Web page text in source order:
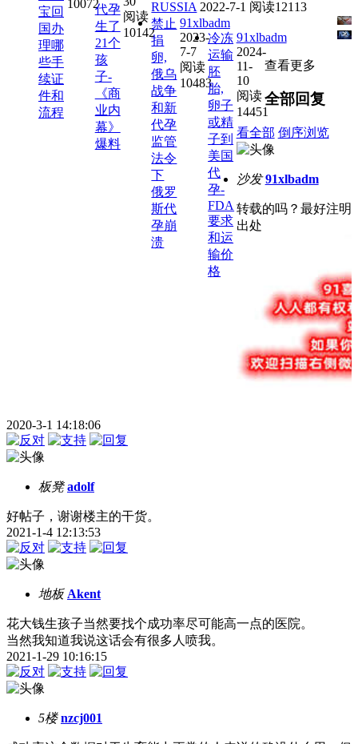
宝回
国办
理哪
些手
续证
件和
流程
10072代孕
生了
21个
孩
子-
《商
业内
幕》
爆料
阅读
10142
RUSSIA 2022-7-1 阅读12113
禁止
捐
卵,
俄乌
战争
和新
代孕
监管
法令
下
俄罗
斯代
孕崩
溃
91xlbadm
2023-
7-7
阅读
10483
冷冻
运输
胚
胎,
卵子
或精
子到
美国
代
孕-
FDA
要求
和运
输价
格
91xlbadm
2024-
11-
10
阅读
14451
查看更多
全部回复
看全部 倒序浏览
沙发 91xlbadm
转载的吗？最好注明
出处
2020-3-1 14:18:06
板凳 adolf
好帖子，谢谢楼主的干货。
2021-1-4 12:13:53
地板 Akent
花大钱生孩子当然要找个成功率尽可能高一点的医院。
当然我知道我说这话会有很多人喷我。
2021-1-29 10:16:15
5楼 nzcj001